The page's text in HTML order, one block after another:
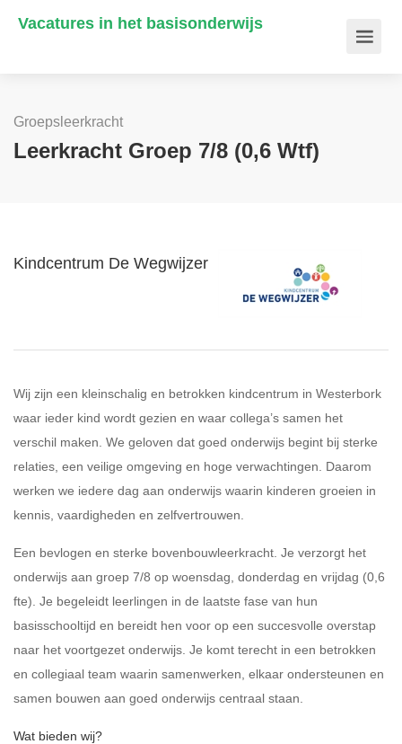
Vacatures in het basisonderwijs
Groepsleerkracht
Leerkracht Groep 7/8 (0,6 Wtf)
Kindcentrum De Wegwijzer
Wij zijn een kleinschalig en betrokken kindcentrum in Westerbork
waar ieder kind wordt gezien en waar collega’s samen het
verschil maken. We geloven dat goed onderwijs begint bij sterke
relaties, een veilige omgeving en hoge verwachtingen. Daarom
werken we iedere dag aan onderwijs waarin kinderen groeien in
kennis, vaardigheden en zelfvertrouwen.
Een bevlogen en sterke bovenbouwleerkracht. Je verzorgt het
onderwijs aan groep 7/8 op woensdag, donderdag en vrijdag (0,6
fte). Je begeleidt leerlingen in de laatste fase van hun
basisschooltijd en bereidt hen voor op een succesvolle overstap
naar het voortgezet onderwijs. Je komt terecht in een betrokken
en collegiaal team waarin samenwerken, elkaar ondersteunen en
samen bouwen aan goed onderwijs centraal staan.
Wat bieden wij?